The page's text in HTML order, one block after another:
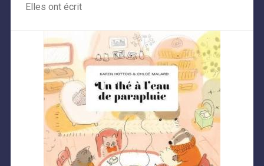
Elles ont écrit